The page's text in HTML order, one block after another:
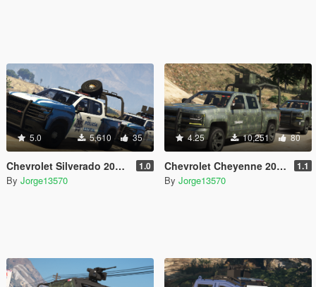
5.0 5,610 35
Chevrolet Silverado 2019 Policia Estatal Tamaulipas [Add-On / FiveM] 1.0
By Jorge13570
4.25 10,251 80
Chevrolet Cheyenne 2017 (SEDENA) [Add-On | Replace] 1.1
By Jorge13570